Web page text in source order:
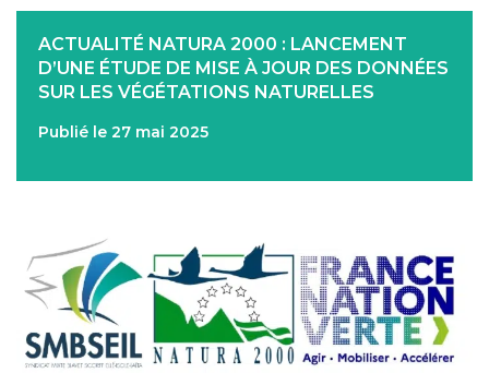
ACTUALITÉ NATURA 2000 : LANCEMENT
D’UNE ÉTUDE DE MISE À JOUR DES DONNÉES
SUR LES VÉGÉTATIONS NATURELLES
Publié le 27 mai 2025